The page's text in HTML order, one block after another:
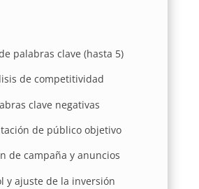
palabras clave (hasta 5)
de competitividad
clave negativas
de público objetivo
de campaña y anuncios
y ajuste de la inversión